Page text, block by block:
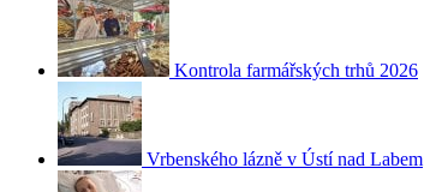
Kontrola farmářských trhů 2026
Vrbenského lázně v Ústí nad Labem